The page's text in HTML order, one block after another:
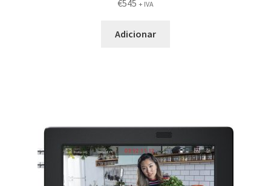
€545 + IVA
Adicionar